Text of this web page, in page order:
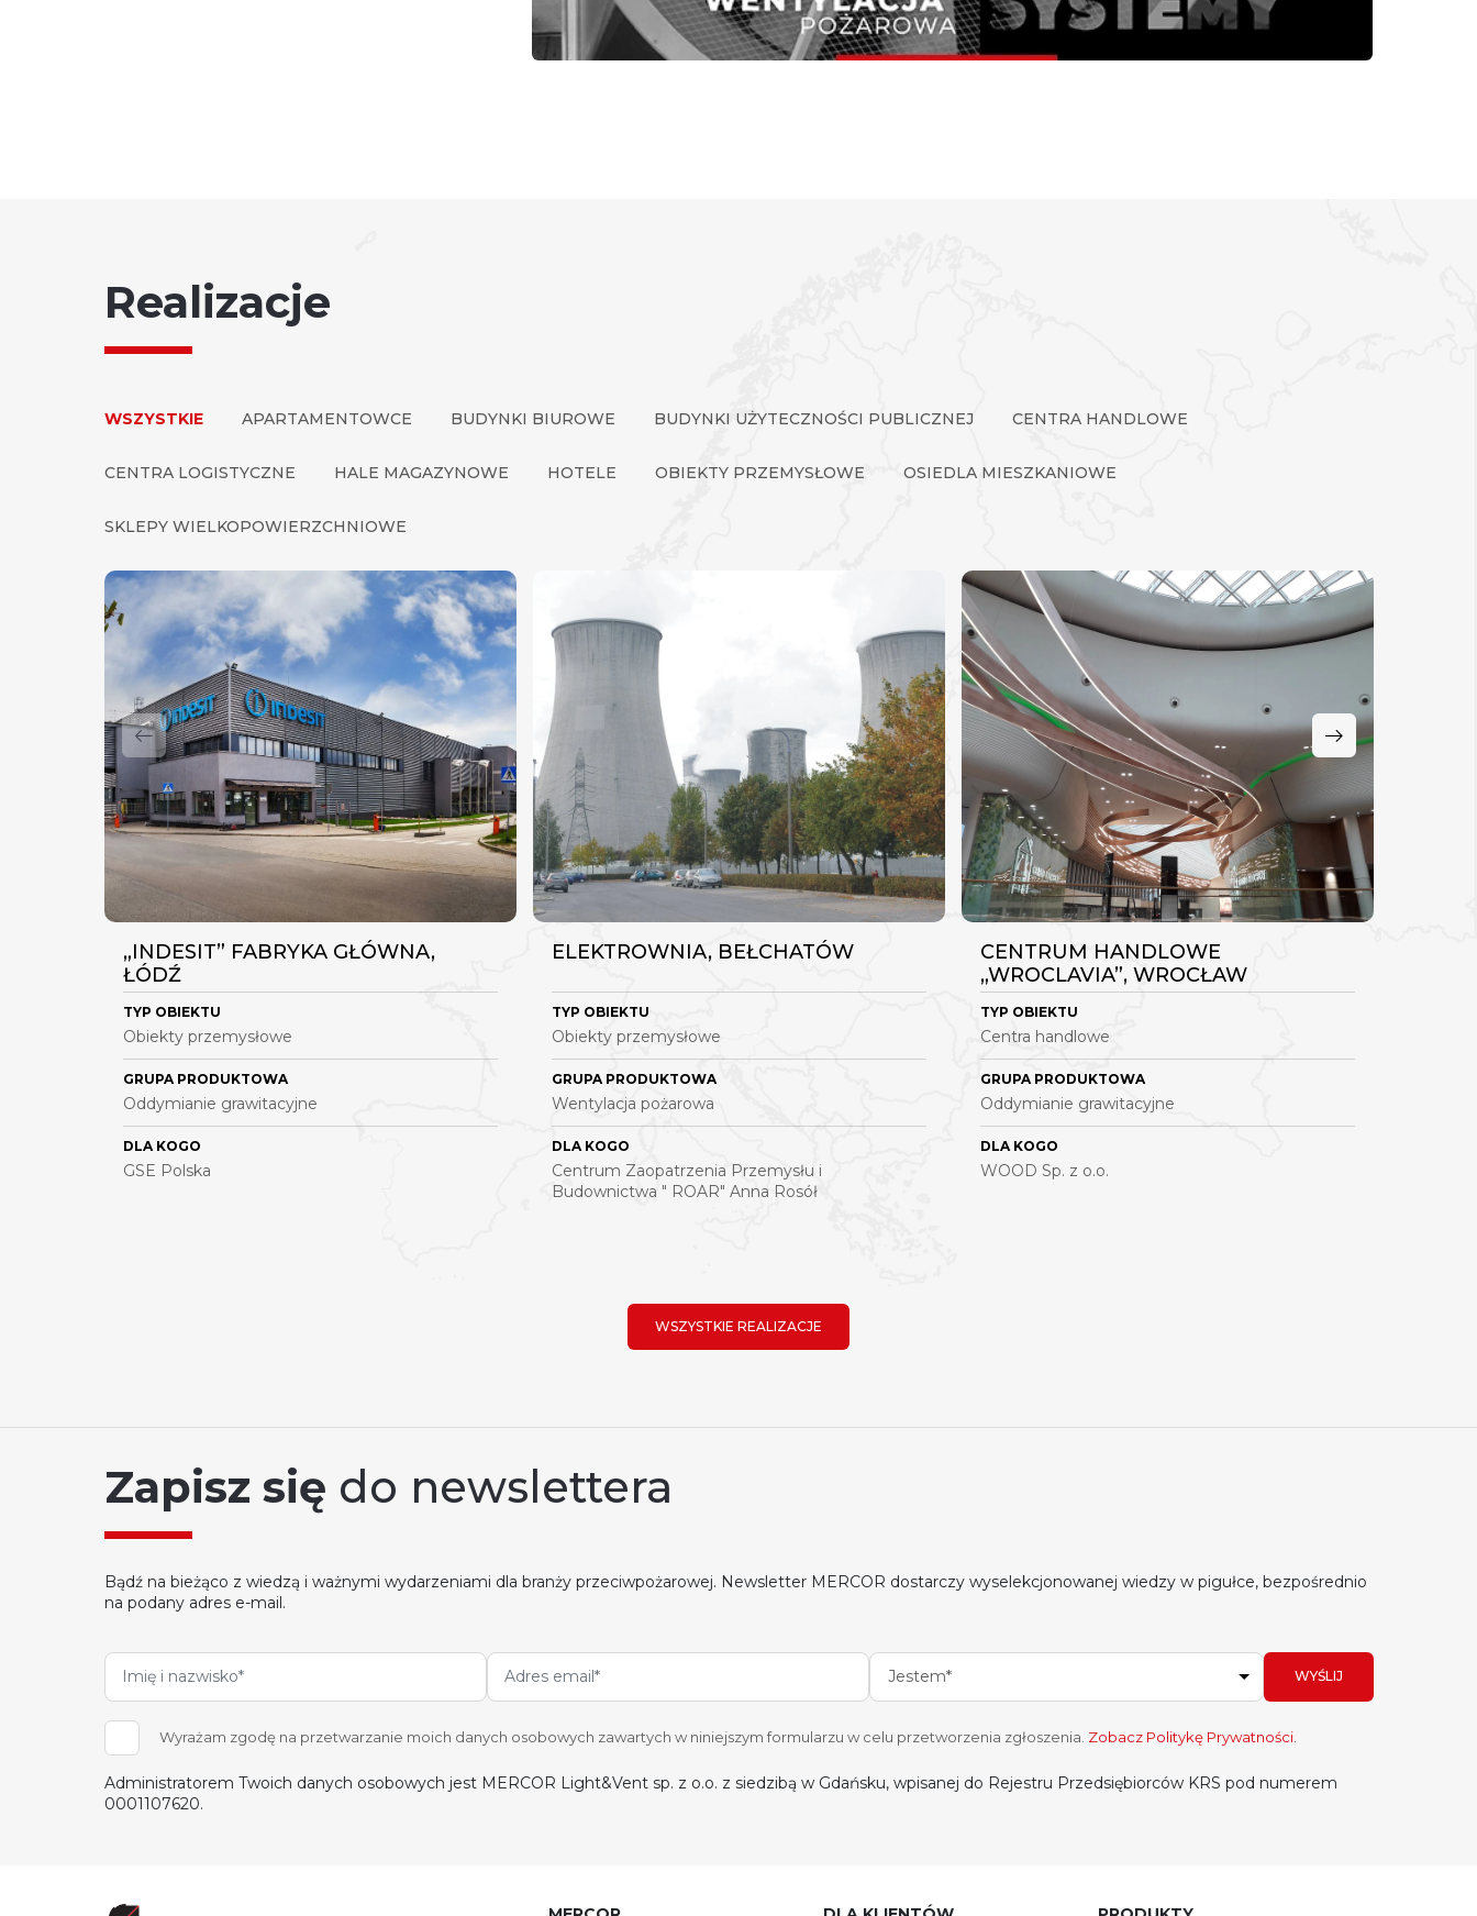
Realizacje
WSZYSTKIE APARTAMENTOWCE BUDYNKI BIUROWE BUDYNKI UŻYTECZNOŚCI PUBLICZNEJ CENTRA HANDLOWE
CENTRA LOGISTYCZNE HALE MAGAZYNOWE HOTELE OBIEKTY PRZEMYSŁOWE OSIEDLA MIESZKANIOWE
SKLEPY WIELKOPOWIERZCHNIOWE
„INDESIT” FABRYKA GŁÓWNA,
ŁÓDŹ
TYP OBIEKTU
Obiekty przemysłowe
GRUPA PRODUKTOWA
Oddymianie grawitacyjne
DLA KOGO
GSE Polska
ELEKTROWNIA, BEŁCHATÓW
TYP OBIEKTU
Obiekty przemysłowe
GRUPA PRODUKTOWA
Wentylacja pożarowa
DLA KOGO
Centrum Zaopatrzenia Przemysłu i
Budownictwa " ROAR" Anna Rosół
CENTRUM HANDLOWE
„WROCLAVIA”, WROCŁAW
TYP OBIEKTU
Centra handlowe
GRUPA PRODUKTOWA
Oddymianie grawitacyjne
DLA KOGO
WOOD Sp. z o.o.
WSZYSTKIE REALIZACJE
Zapisz się do newslettera
Bądź na bieżąco z wiedzą i ważnymi wydarzeniami dla branży przeciwpożarowej. Newsletter MERCOR dostarczy wyselekcjonowanej wiedzy w pigułce, bezpośrednio
na podany adres e-mail.
Jestem* WYŚLIJ
Wyrażam zgodę na przetwarzanie moich danych osobowych zawartych w niniejszym formularzu w celu przetworzenia zgłoszenia. Zobacz Politykę Prywatności.
Administratorem Twoich danych osobowych jest MERCOR Light&Vent sp. z o.o. z siedzibą w Gdańsku, wpisanej do Rejestru Przedsiębiorców KRS pod numerem
0001107620.